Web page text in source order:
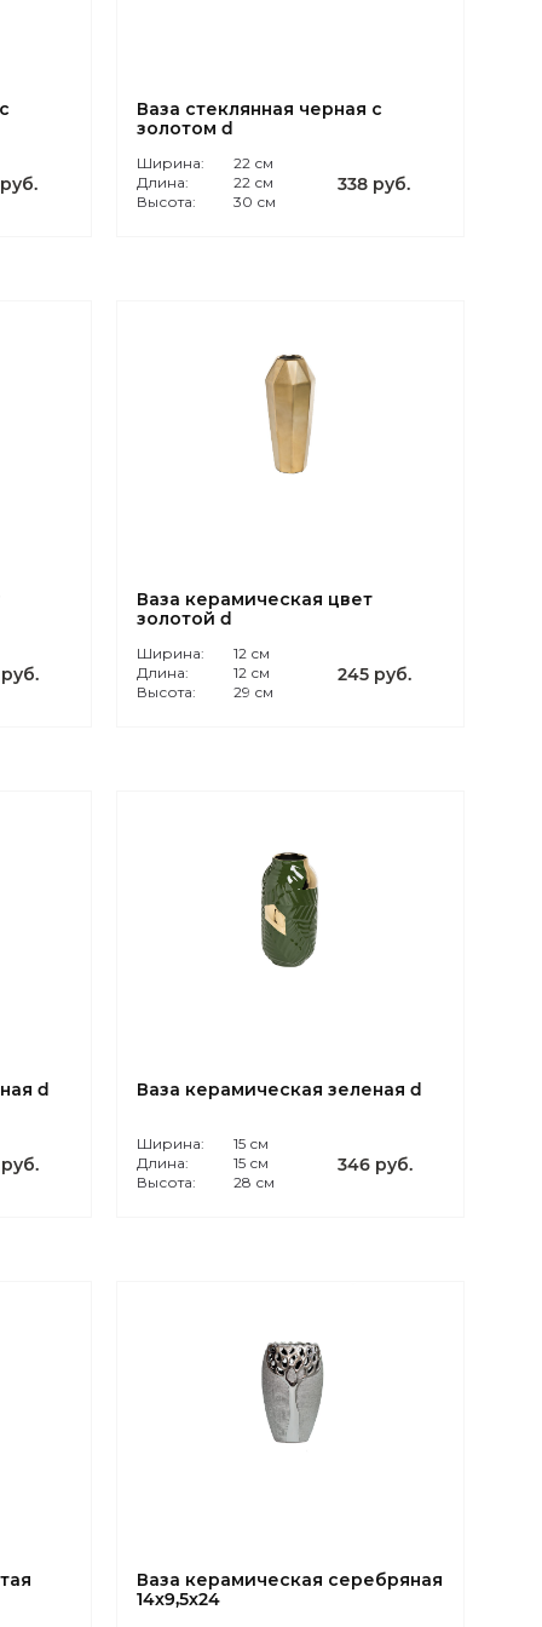
Ваза стеклянная черная с
золотом d
Ширина:
22 см
Длина:
22 см
Высота:
30 см
338 руб.
Ваза керамическая цвет
золотой d
Ширина:
12 см
Длина:
12 см
Высота:
29 см
245 руб.
d Ваза керамическая зеленая d
Ширина:
15 см
Длина:
15 см
Высота:
28 см
346 руб.
Ваза керамическая серебряная
14х9,5х24